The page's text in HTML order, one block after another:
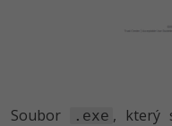
Soubor .exe , který